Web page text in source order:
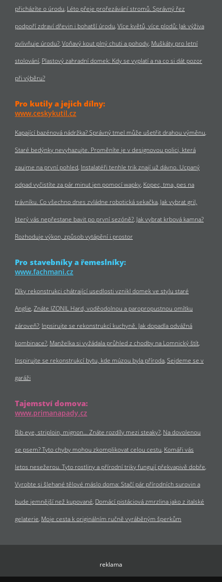
přicházíte o úrodu Léto přeje prořezávání stromů. Správný řez
podpoří zdraví dřevin i bohatší úrodu Více květů, více plodů: Jak výživa
ovlivňuje úrodu? Voňavý kout plný chuti a pohody Muškáty pro letní
stolování Plastový zahradní domek: Kdy se vyplatí a na co si dát pozor
při výběru?
Pro kutily a jejich dílny:
www.ceskykutil.cz
Kapající bazénová nádržka? Správný tmel může ušetřit drahou výměnu
Staré bedýnky nevyhazujte. Proměníte je v designovou polici, která
zaujme na první pohled Instalatéři tenhle trik znají už dávno. Ucpaný
odpad vyčistíte za pár minut jen pomocí wapky Kopec, tma, pes na
trávníku. Co všechno dnes zvládne robotická sekačka Jak vybrat gril,
který vás nepřestane bavit po první sezóně? Jak vybrat krbová kamna?
Rozhoduje výkon, způsob vytápění i prostor
Pro stavebníky a řemeslníky:
www.fachmani.cz
Díky rekonstrukci chátrající usedlosti vznikl domek ve stylu staré
Anglie Znáte IZONIL Hard, voděodolnou a paropropustnou omítku
zároveň? Inpsirujte se rekonstrukcí kuchyně. Jak dopadla odvážná
kombinace? Manželka si vyžádala průhled z chodby na Lomnický štít
Inspirujte se rekonstrukcí bytu, kde múzou byla příroda Sejdeme se v
garáži
Tajemství domova:
www.primanapady.cz
Rib eye, striploin, mignon… Znáte rozdíly mezi steaky? Na dovolenou
se psem? Tyto chyby mohou zkomplikovat celou cestu Komáři vás
letos nesežerou. Tyto rostliny a přírodní triky fungují překvapivě dobře
Vyrobte si šlehané tělové máslo doma: Stačí pár přírodních surovin a
bude jemnější než kupované Domácí pistáciová zmrzlina jako z italské
gelaterie Moje cesta k originálním ručně vyráběným šperkům
reklama